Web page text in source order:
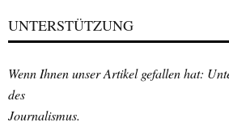
UNTERSTÜTZUNG
Wenn Ihnen unser Artikel gefallen hat:
des
Journalismus.